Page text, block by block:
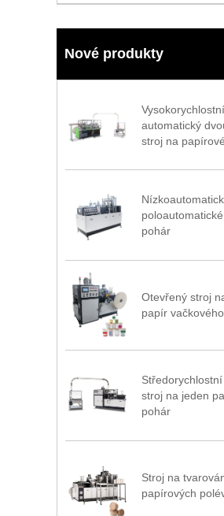
Nové produkty
Vysokorychlostní
automatický
stroj na
pohár
Otevřený stroj
papír
stroj na jeden
pohár
Stroj na
papírových